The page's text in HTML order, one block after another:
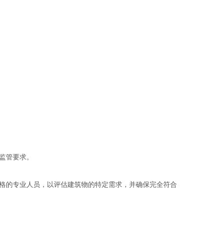
要求。
专业人员，以评估建筑物的特定需求，并确保完全符合